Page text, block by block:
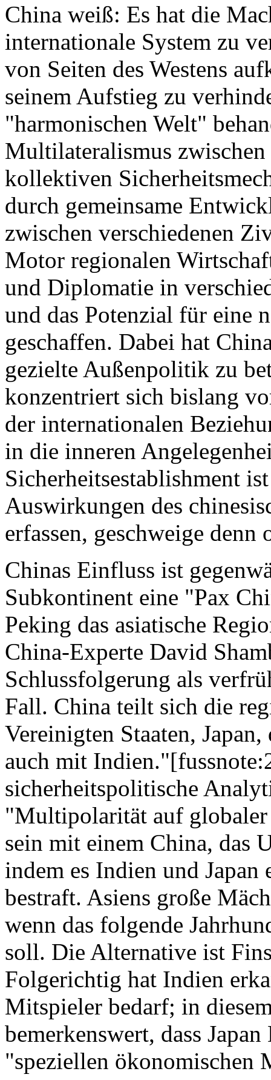
China weiß: Es hat die
internationale System zu
von Seiten des Westens
seinem Aufstieg zu
"harmonischen Welt"
Multilateralismus
kollektiven
durch gemeinsame
zwischen verschiedenen
Motor regionalen
und Diplomatie in
und das Potenzial für eine
geschaffen. Dabei hat
gezielte Außenpolitik zu
konzentriert sich bislang
der internationalen
in die inneren
Sicherheitsestablishment
Auswirkungen des
erfassen, geschweige
Chinas Einfluss ist
Subkontinent eine "Pax
Peking das asiatische
China-Experte David
Schlussfolgerung als
Fall. China teilt sich die
Vereinigten Staaten,
auch mit
sicherheitspolitische
"Multipolarität auf globaler
sein mit einem China, das
indem es Indien und Japan
bestraft. Asiens große
wenn das folgende
soll. Die Alternative ist
Folgerichtig hat Indien
Mitspieler bedarf; in
bemerkenswert, dass
"speziellen ökonomischen